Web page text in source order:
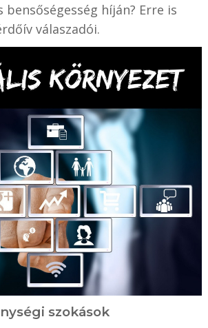
bensőségesség híján? Erre is
válaszadói.
szokások